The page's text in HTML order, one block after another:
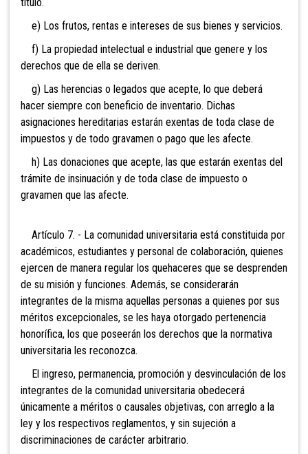
e) Los frutos, rentas e intereses de sus bienes y servicios.
f) La propiedad intelectual e industrial que genere y los
derechos que de ella se deriven.
g) Las herencias o legados que acepte, lo que deberá
hacer siempre con beneficio de inventario. Dichas
asignaciones hereditarias estarán exentas de toda clase de
impuestos y de todo gravamen o pago que les afecte.
h) Las donaciones que acepte, las que estarán exentas del
trámite de insinuación y de toda clase de impuesto o
gravamen que las afecte.
Artículo 7. - La comunidad universitaria está constituida por
académicos, estudiantes y personal de colaboración, quienes
ejercen de manera regular los quehaceres que se desprenden
de su misión y funciones. Además, se considerarán
integrantes de la misma aquellas personas a quienes por sus
méritos excepcionales, se les haya otorgado pertenencia
honorífica, los que poseerán los derechos que la normativa
universitaria les reconozca.
El ingreso, permanencia, promoción y desvinculación de los
integrantes de la comunidad universitaria obedecerá
únicamente a méritos o causales objetivas, con arreglo a la
ley y los respectivos reglamentos, y sin sujeción a
discriminaciones de carácter arbitrario.